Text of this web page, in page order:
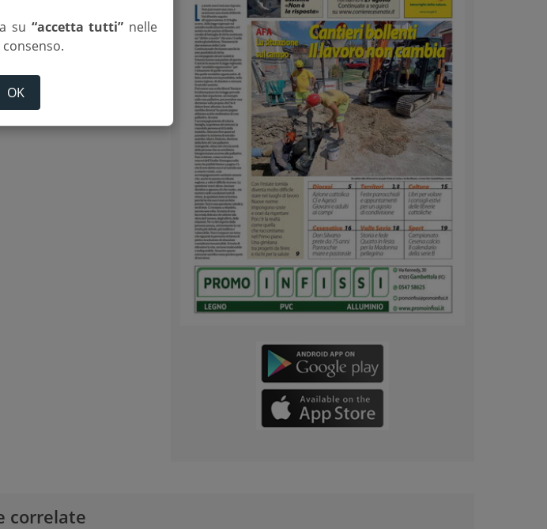
correlate
su “accetta tutti” nelle
OK